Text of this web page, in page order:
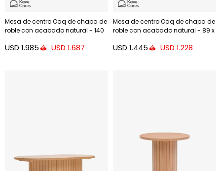
Mesa de centro Oaq de chapa de
roble con acabado natural - 140
USD 1.985 USD 1.687
Mesa de centro Oaq de chapa de
roble con acabado natural - 89 x
USD 1.445 USD 1.228